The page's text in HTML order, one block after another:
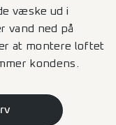
væske ud i
vand ned på
at montere loftet
kondens.